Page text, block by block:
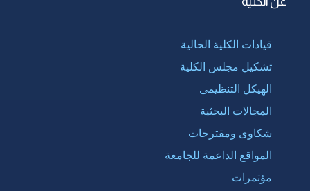
قيادات الكلية الحالية
تشكيل مجلس الكلية
الهيكل التنظيمى
المجالات البحثية
شكاوى ومقترحات
المواقع الداعمة للجامعة
مؤتمرات